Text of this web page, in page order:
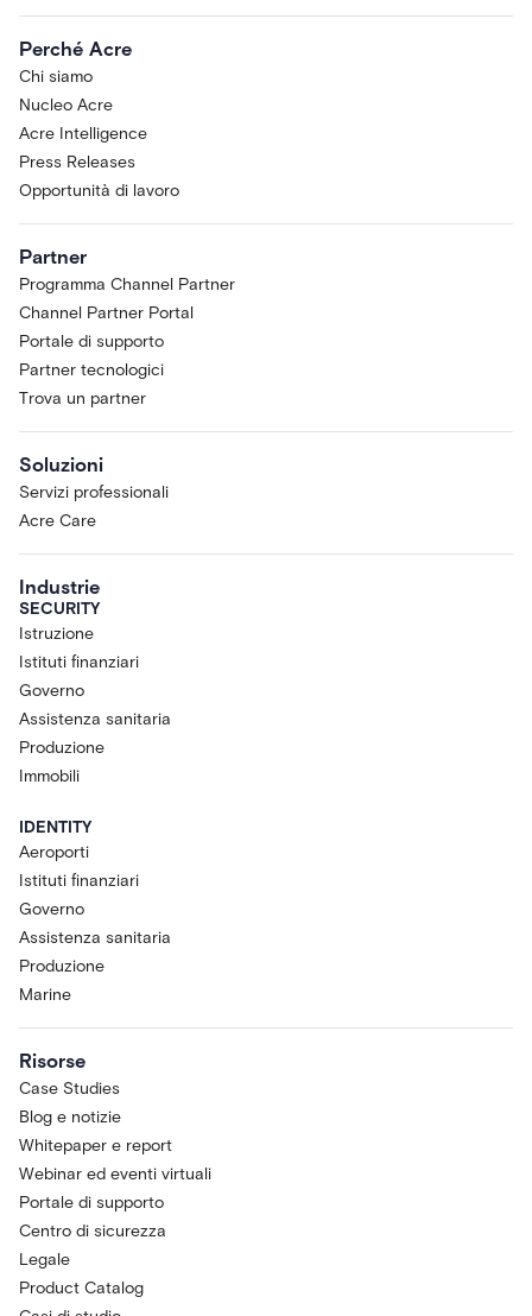
Perché Acre
Chi siamo
Nucleo Acre
Acre Intelligence
Press Releases
Opportunità di lavoro
Partner
Programma Channel Partner
Channel Partner Portal
Portale di supporto
Partner tecnologici
Trova un partner
Soluzioni
Servizi professionali
Acre Care
Industrie
SECURITY
Istruzione
Istituti finanziari
Governo
Assistenza sanitaria
Produzione
Immobili
IDENTITY
Aeroporti
Istituti finanziari
Governo
Assistenza sanitaria
Produzione
Marine
Risorse
Case Studies
Blog e notizie
Whitepaper e report
Webinar ed eventi virtuali
Portale di supporto
Centro di sicurezza
Legale
Product Catalog